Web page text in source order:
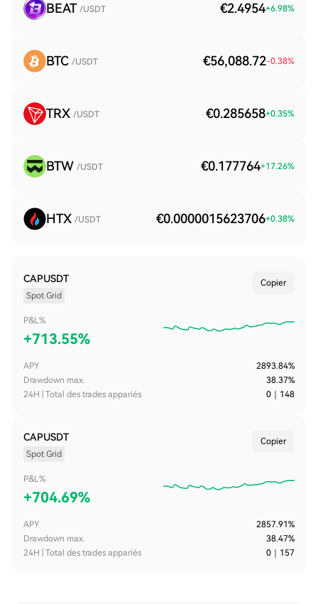
BEAT /USDT €2.4954+6.98%
BTC /USDT €56,088.72-0.38%
TRX /USDT €0.285658+0.35%
BTW /USDT €0.177764+17.26%
HTX /USDT €0.0000015623706+0.38%
CAPUSDT
Spot Grid
Copier
P&L%
+713.55%
APY
2893.84%
Drawdown max.
38.37%
24H | Total des trades appariés
0 148
CAPUSDT
Spot Grid
Copier
P&L%
+704.69%
APY
2857.91%
Drawdown max.
38.47%
24H | Total des trades appariés
0 157